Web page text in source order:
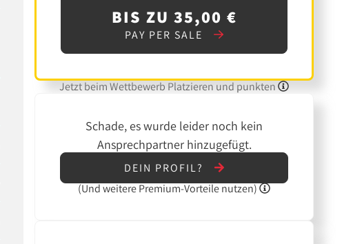
BIS ZU 35,00 €
PAY PER SALE
Jetzt beim Wettbewerb Platzieren und punkten
Schade, es wurde leider noch kein
Ansprechpartner hinzugefügt.
DEIN PROFIL?
(UndweiterePremium-Vorteile nutzen)